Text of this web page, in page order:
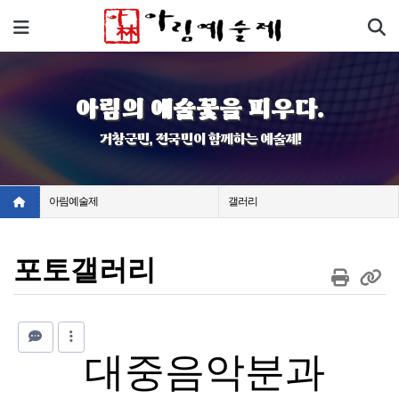
메뉴
아림의 예술꽃을 피우다.
거창군민, 전국민이 함께하는 예술제!
아림예술제 갤러리
포토갤러리
대중음악분과